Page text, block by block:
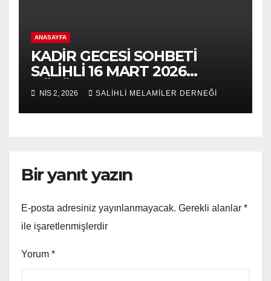
ANASAYFA
KADİR GECESİ SOHBETİ
SALİHLİ 16 MART 2026
BÖLÜM 2
NIS 2, 2026 SALİHLİ MELAMİLER DERNEĞİ
Bir yanıt yazın
E-posta adresiniz yayınlanmayacak. Gerekli alanlar *
ile işaretlenmişlerdir
Yorum *